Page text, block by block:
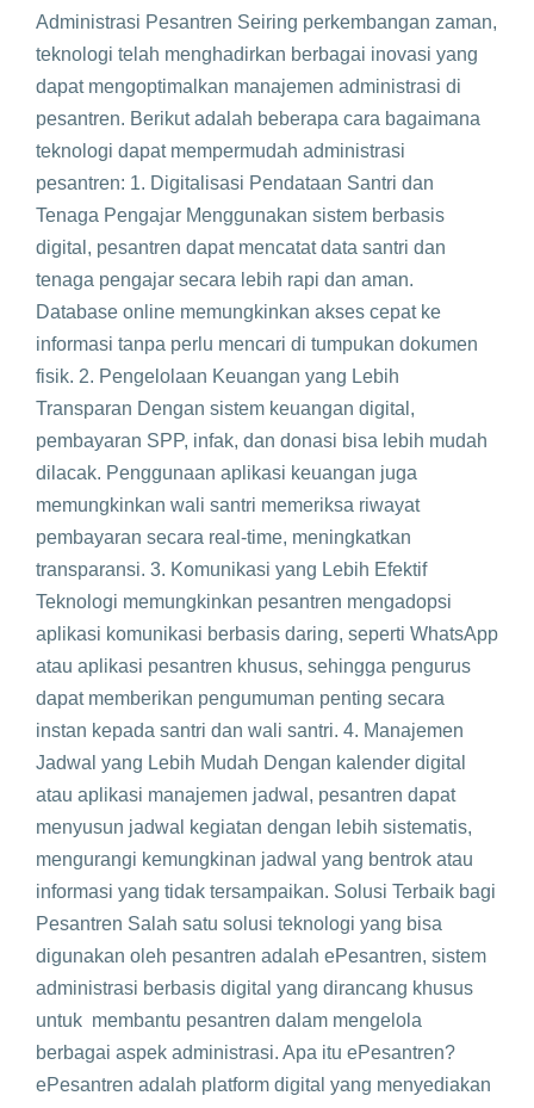
Administrasi Pesantren Seiring perkembangan zaman,
teknologi telah menghadirkan berbagai inovasi yang
dapat mengoptimalkan manajemen administrasi di
pesantren. Berikut adalah beberapa cara bagaimana
teknologi dapat mempermudah administrasi
pesantren: 1. Digitalisasi Pendataan Santri dan
Tenaga Pengajar Menggunakan sistem berbasis
digital, pesantren dapat mencatat data santri dan
tenaga pengajar secara lebih rapi dan aman.
Database online memungkinkan akses cepat ke
informasi tanpa perlu mencari di tumpukan dokumen
fisik. 2. Pengelolaan Keuangan yang Lebih
Transparan Dengan sistem keuangan digital,
pembayaran SPP, infak, dan donasi bisa lebih mudah
dilacak. Penggunaan aplikasi keuangan juga
memungkinkan wali santri memeriksa riwayat
pembayaran secara real-time, meningkatkan
transparansi. 3. Komunikasi yang Lebih Efektif
Teknologi memungkinkan pesantren mengadopsi
aplikasi komunikasi berbasis daring, seperti WhatsApp
atau aplikasi pesantren khusus, sehingga pengurus
dapat memberikan pengumuman penting secara
instan kepada santri dan wali santri. 4. Manajemen
Jadwal yang Lebih Mudah Dengan kalender digital
atau aplikasi manajemen jadwal, pesantren dapat
menyusun jadwal kegiatan dengan lebih sistematis,
mengurangi kemungkinan jadwal yang bentrok atau
informasi yang tidak tersampaikan. Solusi Terbaik bagi
Pesantren Salah satu solusi teknologi yang bisa
digunakan oleh pesantren adalah ePesantren, sistem
administrasi berbasis digital yang dirancang khusus
untuk membantu pesantren dalam mengelola
berbagai aspek administrasi. Apa itu ePesantren?
ePesantren adalah platform digital yang menyediakan